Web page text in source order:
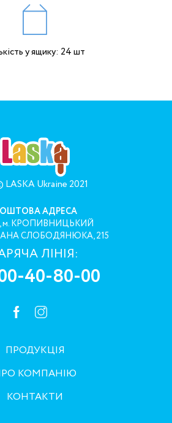
у ящику: 24 шт
Ukraine 2021
АДРЕСА
м. КРОПИВНИЦЬКИЙ
СЛОБОДЯНЮКА, 215
ЛІНІЯ:
40-80-00
ПРОДУКЦІЯ
КОМПАНІЮ
КОНТАКТИ